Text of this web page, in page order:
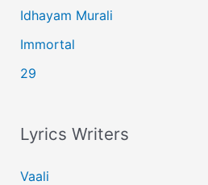
Idhayam Murali
Immortal
29
Lyrics Writers
Vaali